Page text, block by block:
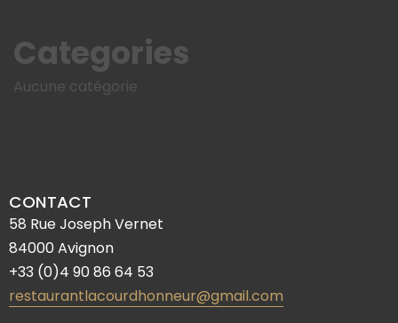
Categories
Aucune catégorie
CONTACT
58 Rue Joseph Vernet
84000 Avignon
+33 (0)4 90 86 64 53
restaurantlacourdhonneur@gmail.com